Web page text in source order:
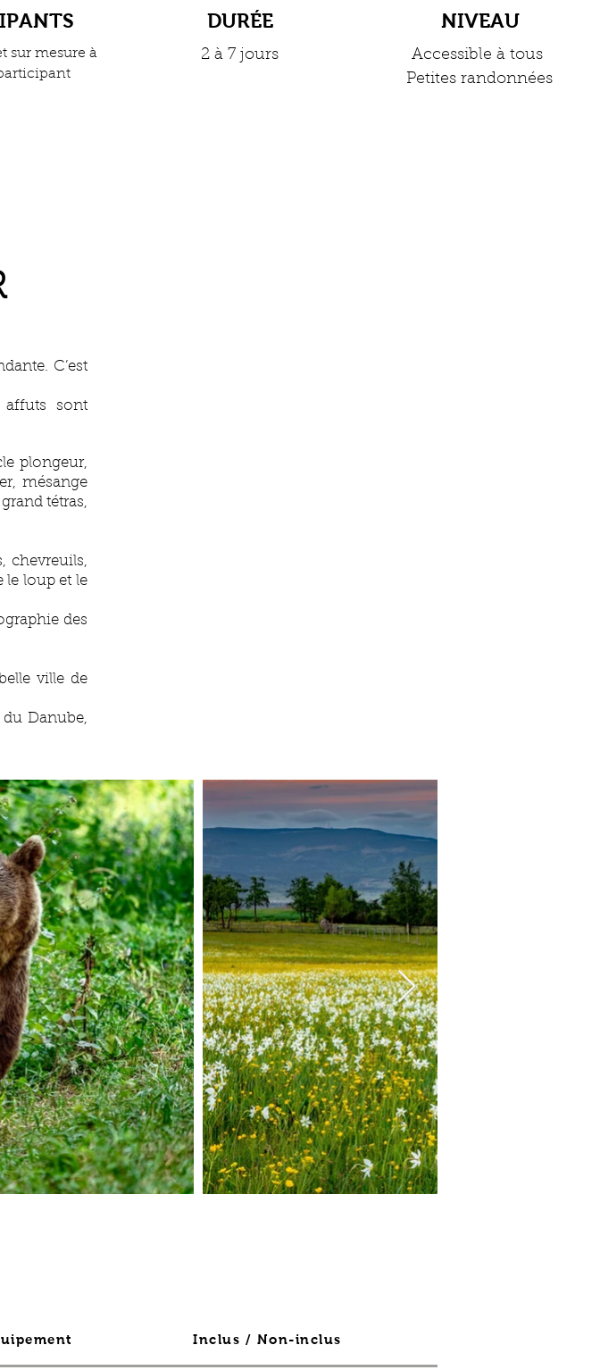
sur mesure à
DURÉE
2 à 7 jours
NIVEAU
Accessible à tous
Petites randonnées
C’est
affuts sont
plongeur,
mésange
tétras,
chevreuils,
le loup et le
des
ville de
Danube,
Inclus / Non-inclus